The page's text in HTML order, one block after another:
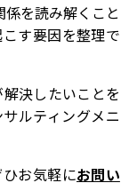
を読み解くこと
す要因を整理で
決したいことを
ルティングメニ
お気軽にお問い